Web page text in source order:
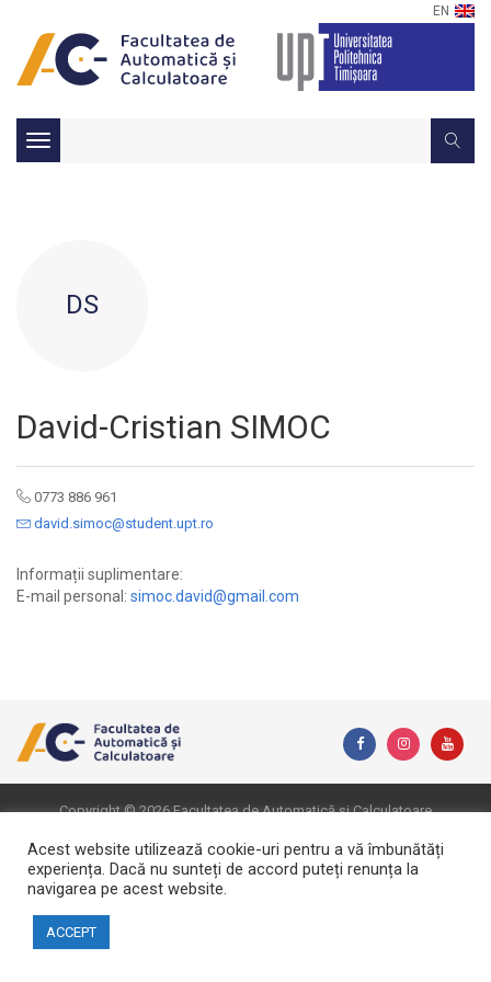
EN
Toggle
navigation
DS
David-Cristian SIMOC
0773 886 961
david.simoc@student.upt.ro
Informații suplimentare:
E-mail personal: simoc.david@gmail.com
Copyright © 2026 Facultatea de Automatică și Calculatoare
Website created by DialogData
Acest website utilizează cookie-uri pentru a vă îmbunătăți
experiența. Dacă nu sunteți de accord puteți renunța la
navigarea pe acest website.
ACCEPT